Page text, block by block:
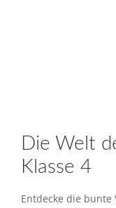
Die Welt
Klasse 4
Entdecke die